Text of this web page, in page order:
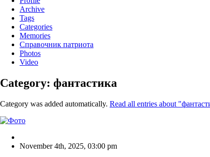
Archive
Tags
Categories
Memories
Справочник патриота
Photos
Video
Category: фантастика
Category was added automatically. Read all entries about
November 4th, 2025, 03:00 pm